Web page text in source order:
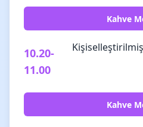
Kahve
10.20-
11.00
Kahve